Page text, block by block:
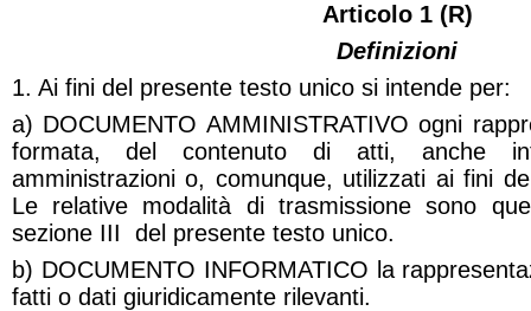
Articolo 1 (R)
Definizioni
1. Ai fini del presente testo unico si intende per:
a) DOCUMENTO AMMINISTRATIVO ogni
formata, del contenuto di atti, anche
amministrazioni o, comunque, utilizzati ai fini
Le relative modalità di trasmissione sono
sezione III del presente testo unico.
b) DOCUMENTO INFORMATICO la
fatti o dati giuridicamente rilevanti.